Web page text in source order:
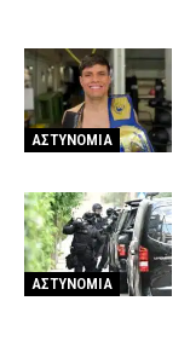
ΑΣΤΥΝΟΜΙΑ
ΑΣΤΥΝΟΜΙΑ